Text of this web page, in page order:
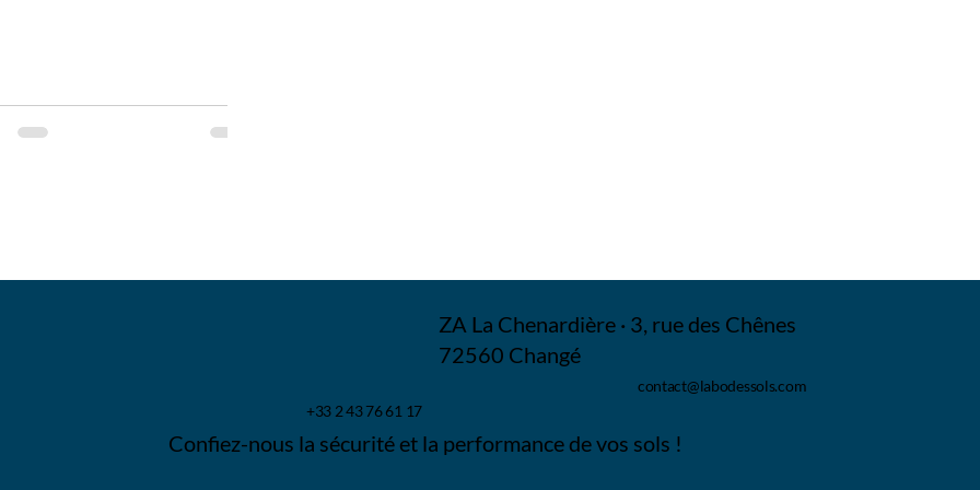
ZA La Chenardière · 3, rue des Chênes
72560 Changé
contact@labodessols.com
+33 2 43 76 61 17
Confiez-nous la sécurité et la performance de vos sols !